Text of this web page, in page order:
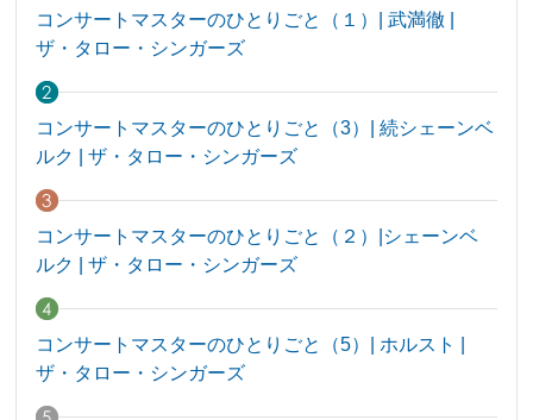
コンサートマスターのひとりごと（１）| 武満徹 |
ザ・タロー・シンガーズ
コンサートマスターのひとりごと（3）| 続シェーンベ
ルク | ザ・タロー・シンガーズ
コンサートマスターのひとりごと（２）|シェーンベ
ルク | ザ・タロー・シンガーズ
コンサートマスターのひとりごと（5）| ホルスト |
ザ・タロー・シンガーズ